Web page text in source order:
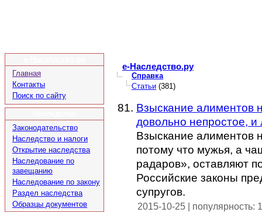
Главная
Контакты
Поиск по сайту
Законодательство
Наследство и налоги
Открытие наследства
Наследование по
завещанию
Наследование по закону
Раздел наследства
Образцы документов
e-Наследство.ру
Справка
Статьи (381)
Взыскание алиментов
довольно непростое,
Взыскание алиментов
потому что мужья, а
радаров», оставляют
Российские законы
супругов.
2015-10-25 | популярность: